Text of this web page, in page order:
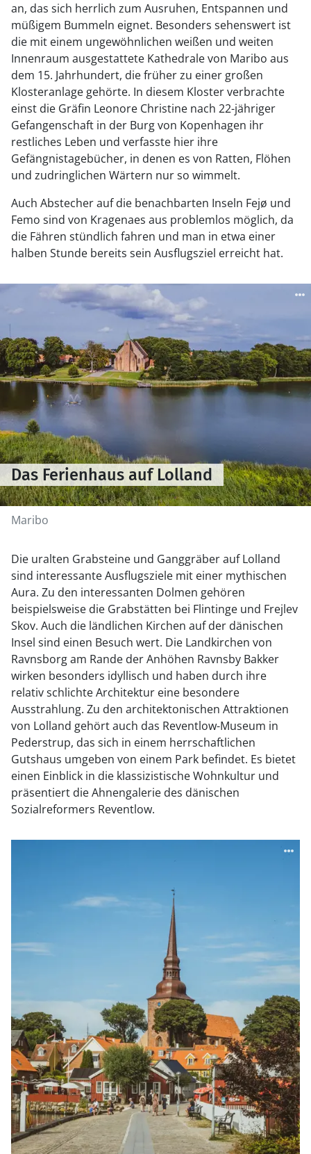
an, das sich herrlich zum Ausruhen, Entspannen und
müßigem Bummeln eignet. Besonders sehenswert ist
die mit einem ungewöhnlichen weißen und weiten
Innenraum ausgestattete Kathedrale von Maribo aus
dem 15. Jahrhundert, die früher zu einer großen
Klosteranlage gehörte. In diesem Kloster verbrachte
einst die Gräfin Leonore Christine nach 22-jähriger
Gefangenschaft in der Burg von Kopenhagen ihr
restliches Leben und verfasste hier ihre
Gefängnistagebücher, in denen es von Ratten, Flöhen
und zudringlichen Wärtern nur so wimmelt.
Auch Abstecher auf die benachbarten Inseln Fejø und
Femo sind von Kragenaes aus problemlos möglich, da
die Fähren stündlich fahren und man in etwa einer
halben Stunde bereits sein Ausflugsziel erreicht hat.
Maribo
Das Ferienhaus auf Lolland
Die uralten Grabsteine und Ganggräber auf Lolland
sind interessante Ausflugsziele mit einer mythischen
Aura. Zu den interessanten Dolmen gehören
beispielsweise die Grabstätten bei Flintinge und Frejlev
Skov. Auch die ländlichen Kirchen auf der dänischen
Insel sind einen Besuch wert. Die Landkirchen von
Ravnsborg am Rande der Anhöhen Ravnsby Bakker
wirken besonders idyllisch und haben durch ihre
relativ schlichte Architektur eine besondere
Ausstrahlung. Zu den architektonischen Attraktionen
von Lolland gehört auch das Reventlow-Museum in
Pederstrup, das sich in einem herrschaftlichen
Gutshaus umgeben von einem Park befindet. Es bietet
einen Einblick in die klassizistische Wohnkultur und
präsentiert die Ahnengalerie des dänischen
Sozialreformers Reventlow.